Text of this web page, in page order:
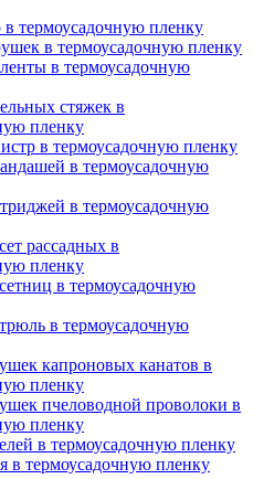
в термоусадочную пленку
в термоусадочную пленку
в термоусадочную
стяжек в
пленку
в термоусадочную пленку
в термоусадочную
в термоусадочную
рассадных в
пленку
в термоусадочную
в термоусадочную
капроновых канатов в
пленку
пчеловодной проволоки в
пленку
в термоусадочную пленку
в термоусадочную пленку